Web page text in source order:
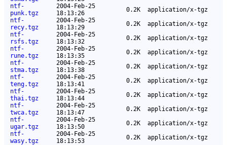
ntf-
punk.tgz
2004-Feb-25
18:13:26
0.2K
application/x-tgz
ntf-
recy.tgz
2004-Feb-25
18:13:29
0.2K
application/x-tgz
ntf-
rsfs.tgz
2004-Feb-25
18:13:32
0.2K
application/x-tgz
ntf-
rune.tgz
2004-Feb-25
18:13:35
0.2K
application/x-tgz
ntf-
stma.tgz
2004-Feb-25
18:13:38
0.2K
application/x-tgz
ntf-
teng.tgz
2004-Feb-25
18:13:41
0.2K
application/x-tgz
ntf-
thai.tgz
2004-Feb-25
18:13:44
0.2K
application/x-tgz
ntf-
twca.tgz
2004-Feb-25
18:13:47
0.2K
application/x-tgz
ntf-
ugar.tgz
2004-Feb-25
18:13:50
0.2K
application/x-tgz
ntf-
wasy.tgz
2004-Feb-25
18:13:53
0.2K
application/x-tgz